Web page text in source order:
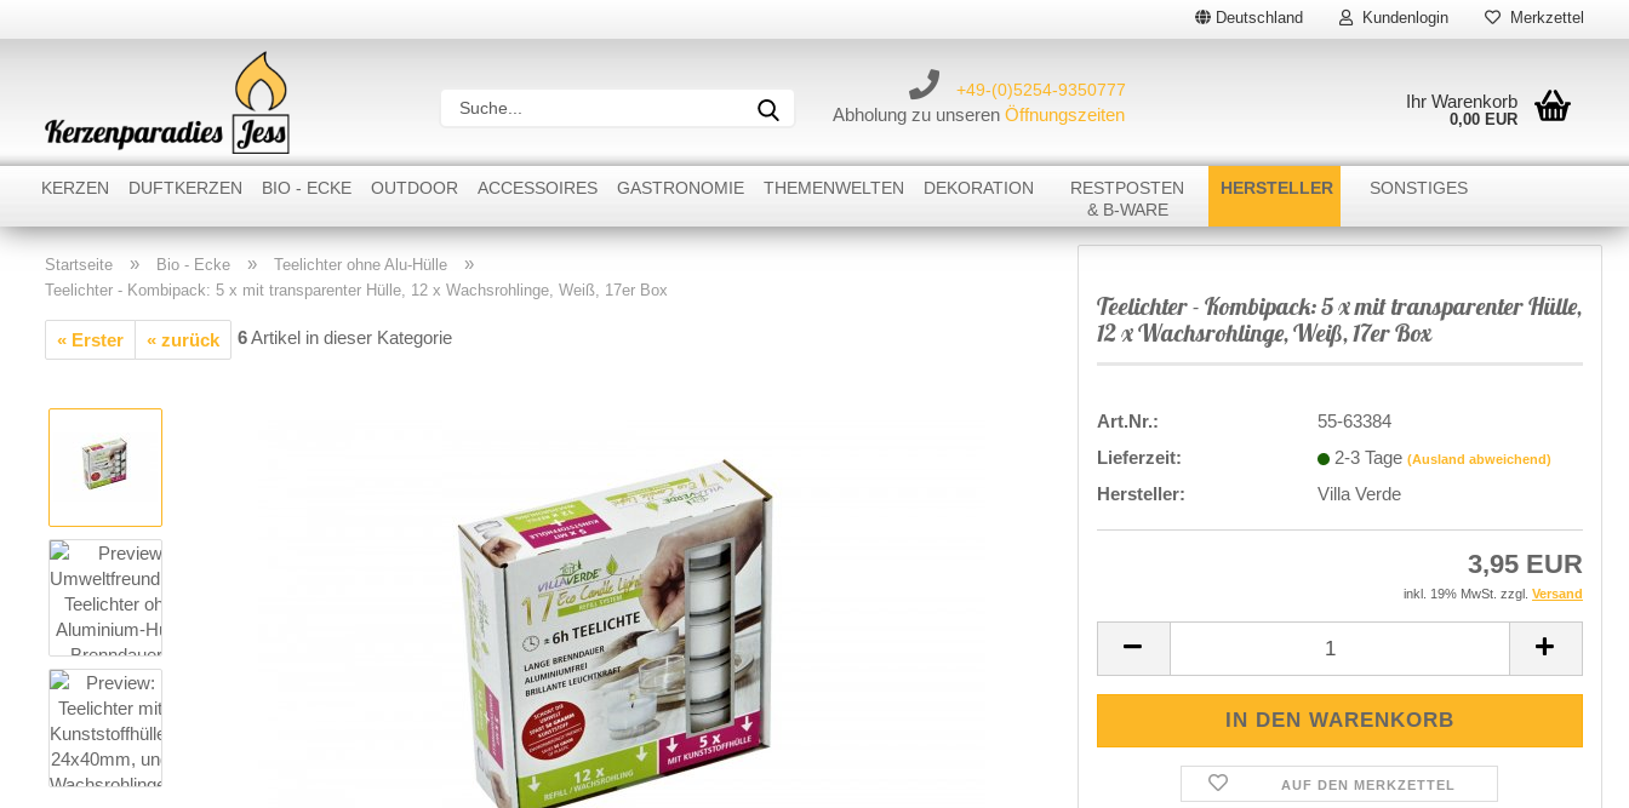
Deutschland Kundenlogin
Passwort
Konto erstellen
Merkzettel
+49-(0)5254-9350777
Abholung zu unseren Öffnungszeiten
Ihr Warenkorb
0,00 EUR
KERZEN
Rustik Stumpenkerzen
Rustik Stabkerzen
DUFTKERZEN BIO - ECKE OUTDOOR ACCESSOIRES GASTRONOMIE THEMENWELTEN DEKORATION
Räucherfiguren
Räucherkerzen
RESTPOSTEN
& B-WARE
HERSTELLER SONSTIGES
LAGERVERKAUF
Startseite » Bio - Ecke » Teelichter ohne Alu-Hülle »
Teelichter - Kombipack: 5 x mit transparenter Hülle, 12 x Wachsrohlinge, Weiß, 17er Box
« Erster « zurück 6Artikel in dieser Kategorie
Teelichter - Kombipack: 5 x mit transparenter Hülle,
12 x Wachsrohlinge, Weiß, 17er Box
Art.Nr.:
55-63384
Lieferzeit:
2-3 Tage (Ausland abweichend)
Hersteller: Villa Verde
3,95 EUR
inkl. 19% MwSt. zzgl. Versand
AUF DEN MERKZETTEL